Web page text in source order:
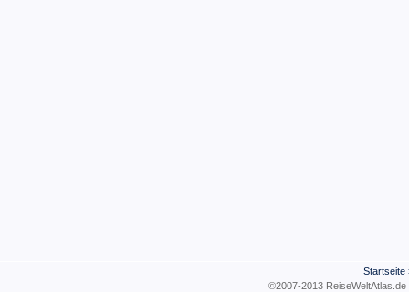
Startseite
©2007-2013